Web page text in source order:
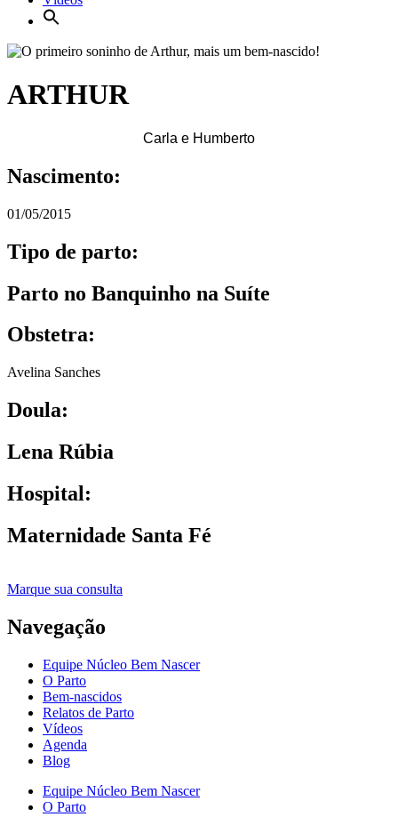
ARTHUR
Carla e Humberto
Nascimento:
01/05/2015
Tipo de parto:
Parto no Banquinho na Suíte
Obstetra:
Avelina Sanches
Doula:
Lena Rúbia
Hospital:
Maternidade Santa Fé
Marque sua consulta
Navegação
Equipe Núcleo Bem Nascer
O Parto
Bem-nascidos
Relatos de Parto
Vídeos
Agenda
Blog
Equipe Núcleo Bem Nascer
O Parto